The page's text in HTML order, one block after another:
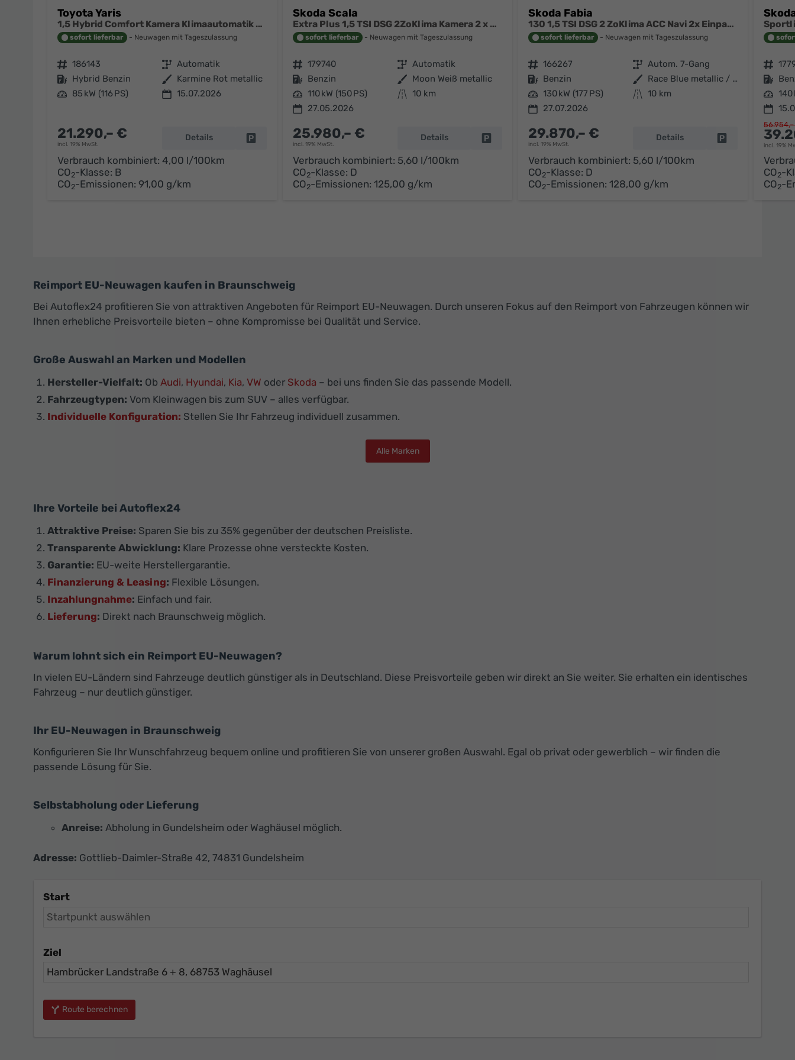
Toyota Yaris
1,5 Hybrid Comfort Kamera Klimaautomatik ACC Alu Felgen NSW
sofort lieferbar Neuwagen mit Tageszulassung
Fahrzeugnr. 186143 Getriebe Automatik
Kraftstoff Hybrid Benzin Außenfarbe Karmine Rot metallic
Leistung 85 kW (116 PS) 15.07.2026
21.290,– €
incl. 19% MwSt.
Details Fahrzeug parken
Verbrauch kombiniert: 4,00 l/100km
CO2-Klasse: B
CO2-Emissionen: 91,00 g/km
Skoda Scala
Extra Plus 1,5 TSI DSG 2ZoKlima Kamera 2 x PDC Sitzheizung 5j Garantie Dig Cockpit
sofort lieferbar Neuwagen mit Tageszulassung
Fahrzeugnr. 179740 Getriebe Automatik
Kraftstoff Benzin Außenfarbe Moon Weiß metallic
Leistung 110 kW (150 PS) Kilometerstand 10 km
27.05.2026
25.980,– €
incl. 19% MwSt.
Details Fahrzeug parken
Verbrauch kombiniert: 5,60 l/100km
CO2-Klasse: D
CO2-Emissionen: 125,00 g/km
Skoda Fabia
130 1,5 TSI DSG 2 ZoKlima ACC Navi 2x Einparkhilfe Kessy 18 Zoll beheiztes Lenkrad Sitzheizung Sunset 5J Garantie
sofort lieferbar Neuwagen mit Tageszulassung
Fahrzeugnr. 166267 Getriebe Autom. 7-Gang
Kraftstoff Benzin Außenfarbe
Race Blue metallic / schwarzes Dach
Leistung 130 kW (177 PS) Kilometerstand 10 km
27.07.2026
29.870,– €
incl. 19% MwSt.
Details Fahrzeug parken
Verbrauch kombiniert: 5,60 l/100km
CO2-Klasse: D
CO2-Emissionen: 128,00 g/km
Fahrzeugnr.
Kraftstoff
Leistung 140
incl. 19%
CO2-
CO2-
Reimport EU-Neuwagen kaufen in Braunschweig
Bei Autoflex24 profitieren Sie von attraktiven Angeboten für Reimport EU-Neuwagen. Durch unseren Fokus auf den Reimport von Fahrzeugen können wir
Ihnen erhebliche Preisvorteile bieten – ohne Kompromisse bei Qualität und Service.
Große Auswahl an Marken und Modellen
Hersteller-Vielfalt: Ob Audi, Hyundai, Kia, VW oder Skoda – bei uns finden Sie das passende Modell.
Fahrzeugtypen: Vom Kleinwagen bis zum SUV – alles verfügbar.
Individuelle Konfiguration: Stellen Sie Ihr Fahrzeug individuell zusammen.
Alle Marken
Ihre Vorteile bei Autoflex24
Attraktive Preise: Sparen Sie bis zu 35% gegenüber der deutschen Preisliste.
Transparente Abwicklung: Klare Prozesse ohne versteckte Kosten.
Garantie: EU-weite Herstellergarantie.
Finanzierung & Leasing: Flexible Lösungen.
Inzahlungnahme: Einfach und fair.
Lieferung: Direkt nach Braunschweig möglich.
Warum lohnt sich ein Reimport EU-Neuwagen?
In vielen EU-Ländern sind Fahrzeuge deutlich günstiger als in Deutschland. Diese Preisvorteile geben wir direkt an Sie weiter. Sie erhalten ein identisches
Fahrzeug – nur deutlich günstiger.
Ihr EU-Neuwagen in Braunschweig
Konfigurieren Sie Ihr Wunschfahrzeug bequem online und profitieren Sie von unserer großen Auswahl. Egal ob privat oder gewerblich – wir finden die
passende Lösung für Sie.
Selbstabholung oder Lieferung
Anreise: Abholung in Gundelsheim oder Waghäusel möglich.
Adresse: Gottlieb-Daimler-Straße 42, 74831 Gundelsheim
Start
Ziel
Route berechnen